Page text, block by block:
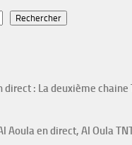
Rechercher
direct : La deuxième chaine
Aoula en direct, Al Oula